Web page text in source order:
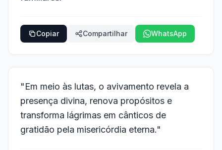
Copiar Compartilhar WhatsApp
"Em meio às lutas, o avivamento revela a
presença divina, renova propósitos e
transforma lágrimas em cânticos de
gratidão pela misericórdia eterna."